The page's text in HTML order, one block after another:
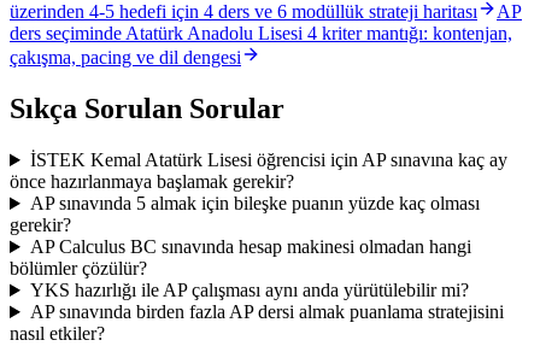
üzerinden 4-5 hedefi için 4 ders ve 6 modüllük strateji haritası
AP
ders seçiminde Atatürk Anadolu Lisesi 4 kriter mantığı: kontenjan,
çakışma, pacing ve dil dengesi
Sıkça Sorulan Sorular
İSTEK Kemal Atatürk Lisesi öğrencisi için AP sınavına kaç ay
önce hazırlanmaya başlamak gerekir?
AP sınavında 5 almak için bileşke puanın yüzde kaç olması
gerekir?
AP Calculus BC sınavında hesap makinesi olmadan hangi
bölümler çözülür?
YKS hazırlığı ile AP çalışması aynı anda yürütülebilir mi?
AP sınavında birden fazla AP dersi almak puanlama stratejisini
nasıl etkiler?